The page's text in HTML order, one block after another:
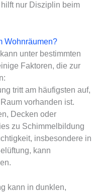
nur Disziplin beim
Wohnräumen?
unter bestimmten
Faktoren, die zur
tritt am häufigsten auf,
vorhanden ist.
Decken oder
zu Schimmelbildung
insbesondere in
kann
kann in dunklen,